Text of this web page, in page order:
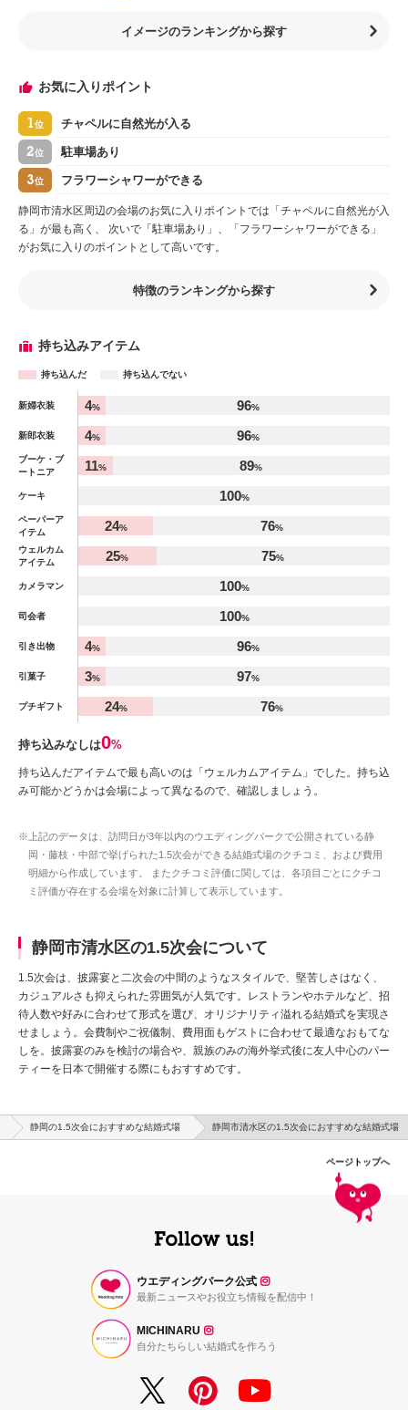
イメージのランキングから探す
お気に入りポイント
1位 チャペルに自然光が入る
2位 駐車場あり
3位 フラワーシャワーができる
静岡市清水区周辺の会場のお気に入りポイントでは「チャペルに自然光が入
る」が最も高く、 次いで「駐車場あり」、「フラワーシャワーができる」
がお気に入りのポイントとして高いです。
特徴のランキングから探す
持ち込みアイテム
持ち込んだ 持ち込んでない
アイテム
%
新婦衣装 4% 96%
新郎衣装 4% 96%
ブーケ・ブ
ートニア
11% 89%
ケーキ 100%
ペーパーア
イテム
24% 76%
ウェルカム
アイテム
25% 75%
カメラマン 100%
司会者 100%
引き出物 4% 96%
引菓子 3% 97%
プチギフト 24% 76%
持ち込みなしは0%
持ち込んだアイテムで最も高いのは「ウェルカムアイテム」でした。持ち込
み可能かどうかは会場によって異なるので、確認しましょう。
※上記のデータは、訪問日が3年以内のウエディングパークで公開されている静
岡・藤枝・中部で挙げられた1.5次会ができる結婚式場のクチコミ、および費用
明細から作成しています。 またクチコミ評価に関しては、各項目ごとにクチコ
ミ評価が存在する会場を対象に計算して表示しています。
静岡市清水区の1.5次会について
1.5次会は、披露宴と二次会の中間のようなスタイルで、堅苦しさはなく、
カジュアルさも抑えられた雰囲気が人気です。レストランやホテルなど、招
待人数や好みに合わせて形式を選び、オリジナリティ溢れる結婚式を実現さ
せましょう。会費制やご祝儀制、費用面もゲストに合わせて最適なおもてな
しを。披露宴のみを検討の場合や、親族のみの海外挙式後に友人中心のパー
ティーを日本で開催する際にもおすすめです。
静岡の1.5次会におすすめな結婚式場 静岡市清水区の1.5次会におすすめな結婚式場
ページトップへ
ウエディングパーク公式
最新ニュースやお役立ち情報を配信中！
MICHINARU
自分たちらしい結婚式を作ろう